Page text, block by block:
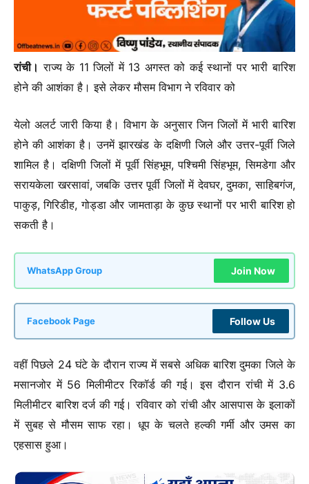
रांची। राज्य के 11 जिलों में 13 अगस्त को कई स्थानों पर भारी बारिश
होने की आशंका है। इसे लेकर मौसम विभाग ने रविवार को
येलो अलर्ट जारी किया है। विभाग के अनुसार जिन जिलों में भारी बारिश
होने की आशंका है। उनमें झारखंड के दक्षिणी जिले और उत्तर-पूर्वी जिले
शामिल है। दक्षिणी जिलों में पूर्वी सिंहभूम, पश्चिमी सिंहभूम, सिमडेगा और
सरायकेला खरसावां, जबकि उत्तर पूर्वी जिलों में देवघर, दुमका, साहिबगंज,
पाकुड़, गिरिडीह, गोड्डा और जामताड़ा के कुछ स्थानों पर भारी बारिश हो
सकती है।
WhatsApp Group Join Now
Facebook Page Follow Us
वहीं पिछले 24 घंटे के दौरान राज्य में सबसे अधिक बारिश दुमका जिले के
मसानजोर में 56 मिलीमीटर रिकॉर्ड की गई। इस दौरान रांची में 3.6
मिलीमीटर बारिश दर्ज की गई। रविवार को रांची और आसपास के इलाकों
में सुबह से मौसम साफ रहा। धूप के चलते हल्की गर्मी और उमस का
एहसास हुआ।